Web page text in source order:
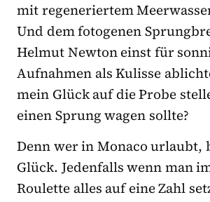
mit regeneriertem
Und dem fotogenen
Helmut Newton einst für
Aufnahmen als Kulisse
mein Glück auf die Probe
einen Sprung wagen sollte?
Denn wer in Monaco urlaubt,
Glück. Jedenfalls wenn man
Roulette alles auf eine Zahl